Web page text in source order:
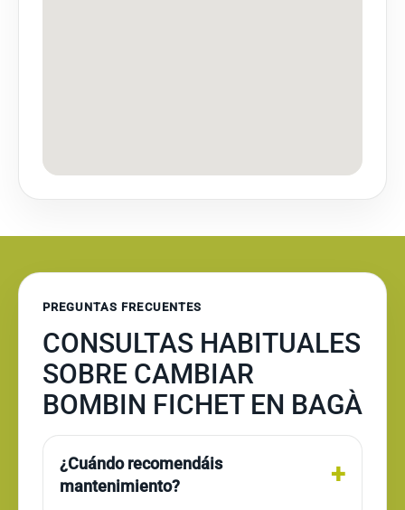
PREGUNTAS FRECUENTES
CONSULTAS HABITUALES
SOBRE CAMBIAR
BOMBIN FICHET EN BAGÀ
¿Cuándo recomendáis
mantenimiento?